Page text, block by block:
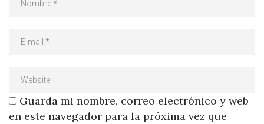
Guarda mi nombre, correo electrónico y web
en este navegador para la próxima vez que